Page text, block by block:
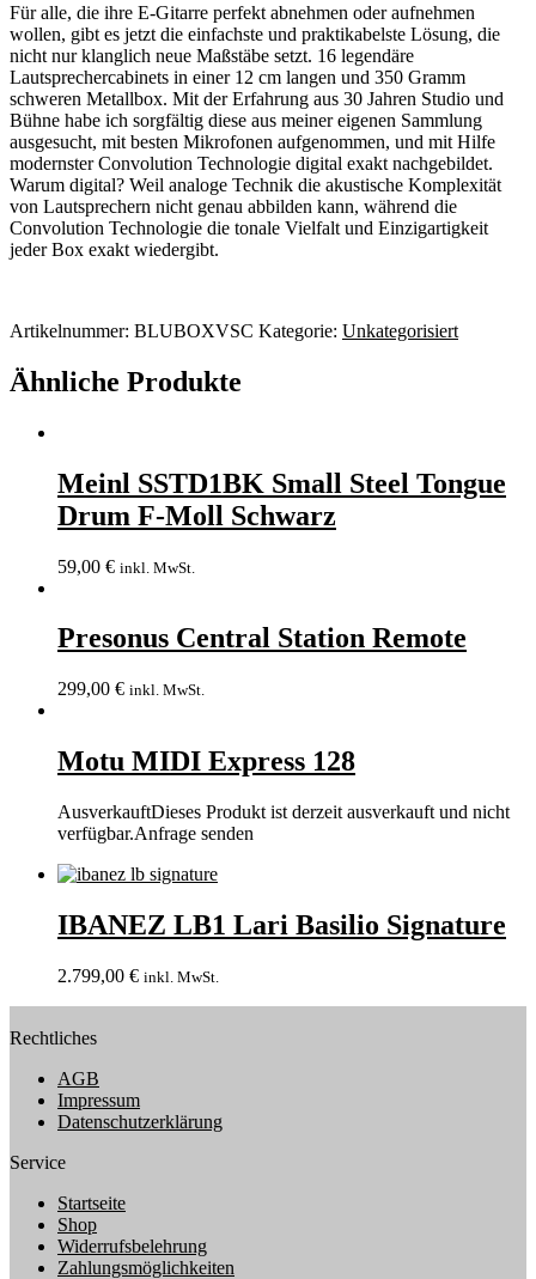
Für alle, die ihre E-Gitarre perfekt abnehmen oder aufnehmen
wollen, gibt es jetzt die einfachste und praktikabelste Lösung, die
nicht nur klanglich neue Maßstäbe setzt. 16 legendäre
Lautsprechercabinets in einer 12 cm langen und 350 Gramm
schweren Metallbox. Mit der Erfahrung aus 30 Jahren Studio und
Bühne habe ich sorgfältig diese aus meiner eigenen Sammlung
ausgesucht, mit besten Mikrofonen aufgenommen, und mit Hilfe
modernster Convolution Technologie digital exakt nachgebildet.
Warum digital? Weil analoge Technik die akustische Komplexität
von Lautsprechern nicht genau abbilden kann, während die
Convolution Technologie die tonale Vielfalt und Einzigartigkeit
jeder Box exakt wiedergibt.
Artikelnummer: BLUBOXVSC Kategorie: Unkategorisiert
Ähnliche Produkte
Meinl SSTD1BK Small Steel Tongue
Drum F-Moll Schwarz
59,00 € inkl. MwSt.
Presonus Central Station Remote
299,00 € inkl. MwSt.
Motu MIDI Express 128
AusverkauftDieses Produkt ist derzeit ausverkauft und nicht
verfügbar.Anfrage senden
IBANEZ LB1 Lari Basilio Signature
2.799,00 € inkl. MwSt.
Rechtliches
AGB
Impressum
Datenschutzerklärung
Service
Startseite
Shop
Widerrufsbelehrung
Zahlungsmöglichkeiten